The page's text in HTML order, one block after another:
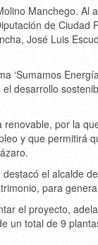
Manchego. Al
de Ciudad
José Luis
‘Sumamos
desarrollo
por la
y que permitirá
el alcalde
para
el proyecto,
un total de 9